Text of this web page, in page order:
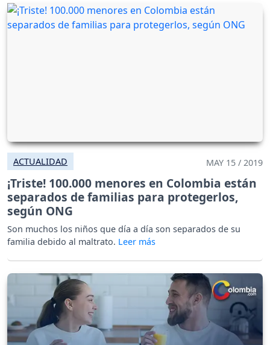
ACTUALIDAD MAY 15 / 2019
¡Triste! 100.000 menores en Colombia están
separados de familias para protegerlos,
según ONG
Son muchos los niños que día a día son separados de su
familia debido al maltrato.